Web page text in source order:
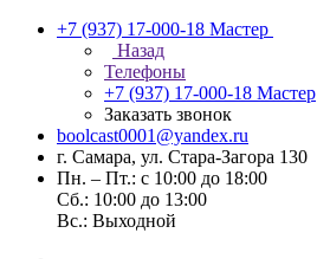
+7 (937) 17-000-18 Мастер
Назад
Телефоны
+7 (937) 17-000-18 Мастер
Заказать звонок
boolcast0001@yandex.ru
г. Самара, ул. Стара-Загора 130
Пн. – Пт.: с 10:00 до 18:00
Сб.: 10:00 до 13:00
Вс.: Выходной